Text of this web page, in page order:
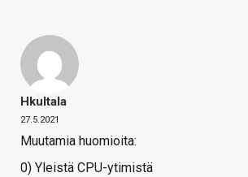
Hkultala
27.5.2021
Muutamia huomioita:
0) Yleistä CPU-ytimistä